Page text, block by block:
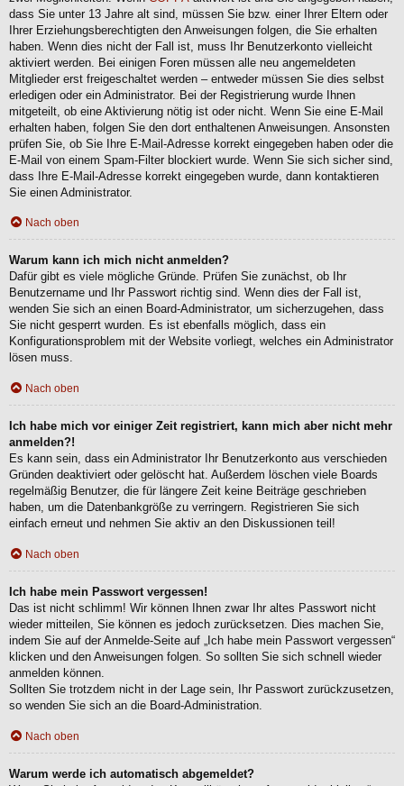
dass Sie unter 13 Jahre alt sind, müssen Sie bzw. einer Ihrer Eltern oder
Ihrer Erziehungsberechtigten den Anweisungen folgen, die Sie erhalten
haben. Wenn dies nicht der Fall ist, muss Ihr Benutzerkonto vielleicht
aktiviert werden. Bei einigen Foren müssen alle neu angemeldeten
Mitglieder erst freigeschaltet werden – entweder müssen Sie dies selbst
erledigen oder ein Administrator. Bei der Registrierung wurde Ihnen
mitgeteilt, ob eine Aktivierung nötig ist oder nicht. Wenn Sie eine E-Mail
erhalten haben, folgen Sie den dort enthaltenen Anweisungen. Ansonsten
prüfen Sie, ob Sie Ihre E-Mail-Adresse korrekt eingegeben haben oder die
E-Mail von einem Spam-Filter blockiert wurde. Wenn Sie sich sicher sind,
dass Ihre E-Mail-Adresse korrekt eingegeben wurde, dann kontaktieren
Sie einen Administrator.
Nach oben
Warum kann ich mich nicht anmelden?
Dafür gibt es viele mögliche Gründe. Prüfen Sie zunächst, ob Ihr
Benutzername und Ihr Passwort richtig sind. Wenn dies der Fall ist,
wenden Sie sich an einen Board-Administrator, um sicherzugehen, dass
Sie nicht gesperrt wurden. Es ist ebenfalls möglich, dass ein
Konfigurationsproblem mit der Website vorliegt, welches ein Administrator
lösen muss.
Nach oben
Ich habe mich vor einiger Zeit registriert, kann mich aber nicht mehr
anmelden?!
Es kann sein, dass ein Administrator Ihr Benutzerkonto aus verschieden
Gründen deaktiviert oder gelöscht hat. Außerdem löschen viele Boards
regelmäßig Benutzer, die für längere Zeit keine Beiträge geschrieben
haben, um die Datenbankgröße zu verringern. Registrieren Sie sich
einfach erneut und nehmen Sie aktiv an den Diskussionen teil!
Nach oben
Ich habe mein Passwort vergessen!
Das ist nicht schlimm! Wir können Ihnen zwar Ihr altes Passwort nicht
wieder mitteilen, Sie können es jedoch zurücksetzen. Dies machen Sie,
indem Sie auf der Anmelde-Seite auf „Ich habe mein Passwort vergessen“
klicken und den Anweisungen folgen. So sollten Sie sich schnell wieder
anmelden können.
Sollten Sie trotzdem nicht in der Lage sein, Ihr Passwort zurückzusetzen,
so wenden Sie sich an die Board-Administration.
Nach oben
Warum werde ich automatisch abgemeldet?